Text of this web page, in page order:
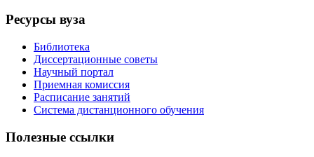
Ресурсы вуза
Библиотека
Диссертационные советы
Научный портал
Приемная комиссия
Расписание занятий
Система дистанционного обучения
Полезные ссылки